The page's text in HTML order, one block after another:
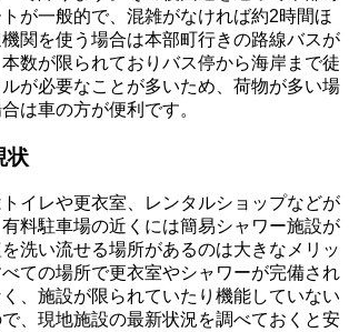
が一般的で、混雑がなければ約2時間ほ
関を使う場合は本部町行きの路線バスが
数が限られておりバス停から海岸まで徒
が必要なことが多いため、荷物が多い場
は車の方が便利です。
状
イレや更衣室、レンタルショップなどが
料駐車場の近くには簡易シャワー施設が
洗い流せる場所があるのは大きなメリッ
べての場所で更衣室やシャワーが完備され
、施設が限られていたり機能していない
、現地施設の最新状況を調べておくと安